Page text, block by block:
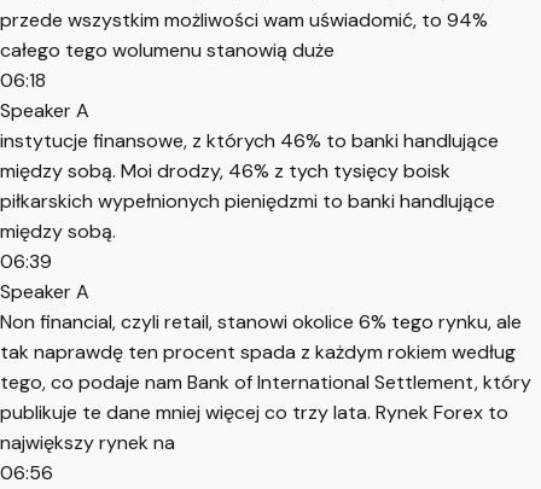
przede wszystkim możliwości wam uświadomić, to 94%
całego tego wolumenu stanowią duże
06:18
Speaker A
instytucje finansowe, z których 46% to banki handlujące
między sobą. Moi drodzy, 46% z tych tysięcy boisk
piłkarskich wypełnionych pieniędzmi to banki handlujące
między sobą.
06:39
Speaker A
Non financial, czyli retail, stanowi okolice 6% tego rynku, ale
tak naprawdę ten procent spada z każdym rokiem według
tego, co podaje nam Bank of International Settlement, który
publikuje te dane mniej więcej co trzy lata. Rynek Forex to
największy rynek na
06:56